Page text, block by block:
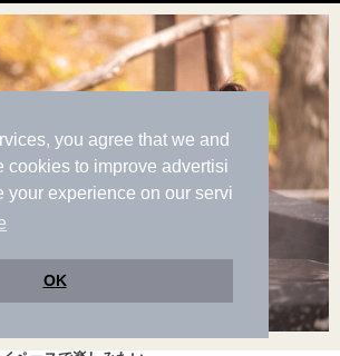
you agree that we and
cookies to improve advertisi
your experience on our servi
OK